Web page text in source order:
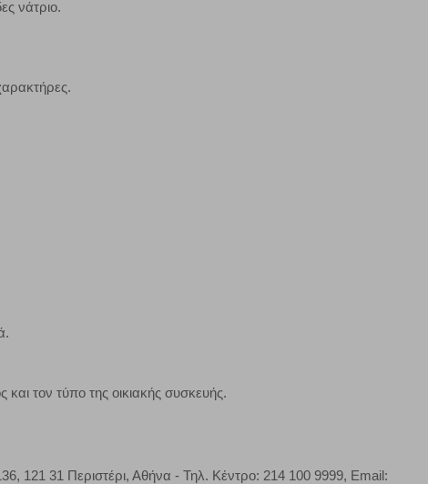
νάτριο.
τον τύπο της οικιακής συσκευής.
121 31 Περιστέρι, Αθήνα - Τηλ. Κέντρο: 214 100 9999, Email:
μπορούμε να βελτιώσουμε την απόδοσή του. Μας βοηθούν
παραμονής του. Οι πληροφορίες που συλλέγονται από αυτά
πότε έχετε επισκεφθεί την τοποθεσία μας.